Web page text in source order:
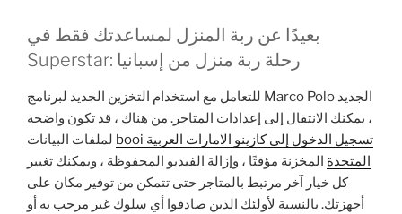
بعيدًا عن ربة المنزل لمساعدتك فقط في
Superstar: رحلة ربة منزل من إسبانيا
للتعامل مع استخدام التخزين الجديد لبرنامج Marco Polo الجديد
، يمكنك الانتقال إلى إعدادات المتاجر. من هناك ، قد تكون واضحة
booi تسجيل الدخول إلى كازينو الامارات العربية
المتحدة المخزنة مؤقتًا ، وإزالة الفيديو المحفوظة ، ويمكنك تغيير
كل خيار آخر مرتبط بالمتاجر حتى تتمكن من توفير مكان على
أجهزتك. بالنسبة لأولئك الذين صادفوا أي سلوك غير مرحب به أو